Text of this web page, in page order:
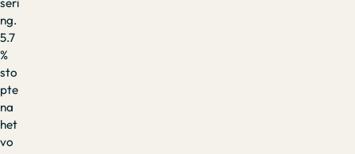
ng.
5.7
%
sto
pte
na
het
vo